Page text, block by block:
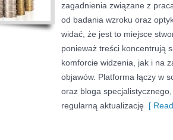
zagadnienia związane z
od badania wzroku oraz
widać, że jest to miejsce
ponieważ treści koncentrują
komforcie widzenia, jak i na
objawów. Platforma łączy w
oraz bloga
regularną aktualizację [